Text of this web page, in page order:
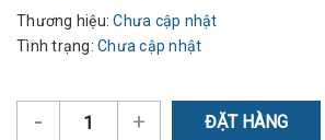
Thương hiệu: Chưa cập nhật
Tình trạng: Chưa cập nhật
- + ĐẶT HÀNG